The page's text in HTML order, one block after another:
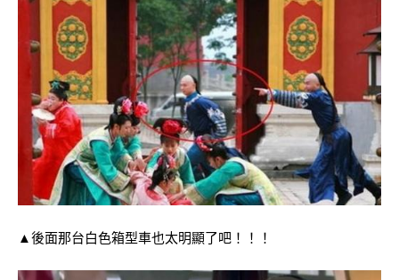
▲後面那台白色箱型車也太明顯了吧！！！